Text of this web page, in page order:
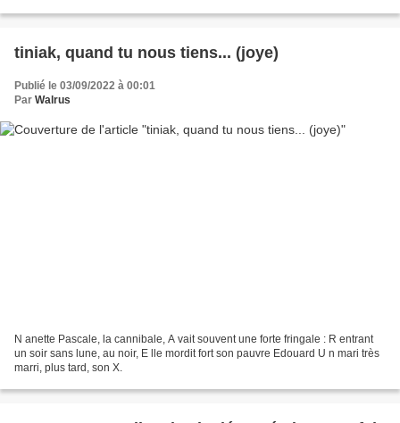
tiniak, quand tu nous tiens... (joye)
Publié le 03/09/2022 à 00:01
Par Walrus
N anette Pascale, la cannibale, A vait souvent une forte fringale : R entrant
un soir sans lune, au noir, E lle mordit fort son pauvre Edouard U n mari très
marri, plus tard, son X.